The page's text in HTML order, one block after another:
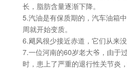
长，脂肪含量逐渐下降。
5.汽油是有保质期的，汽车油箱
周就开始变质。
6.飓风很少接近赤道，它们从来没
7.一位河南的60岁老大爷，由于
时，患上了严重的退行性关节炎